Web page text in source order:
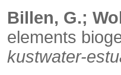
Billen, G.;
elements
kustwater-